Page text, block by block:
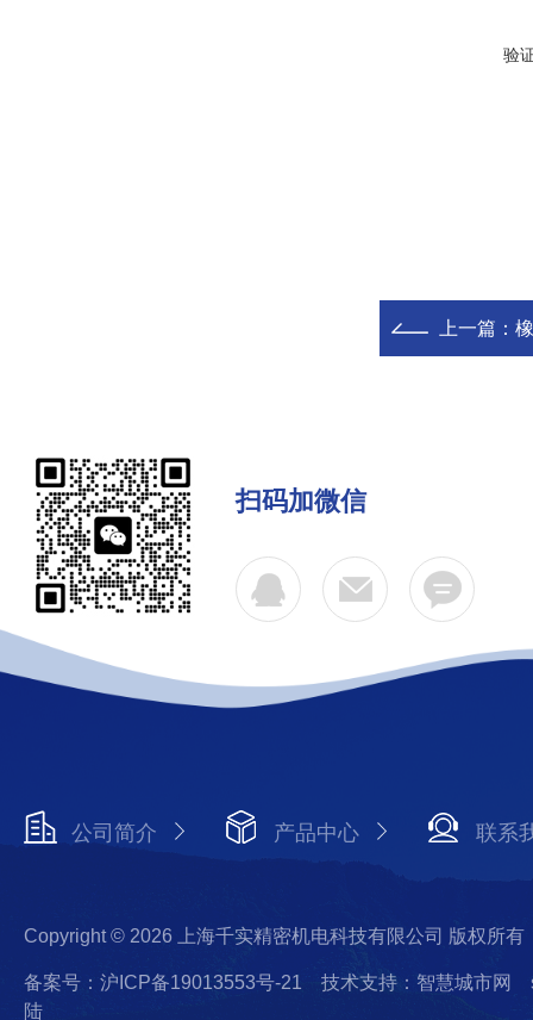
验
上一篇：
扫码加微信
公司简介 产品中心 联系
Copyright © 2026 上海千实精密机电科技有限公司 版权所有
备案号：沪ICP备19013553号-21 技术支持：智慧城市网
陆